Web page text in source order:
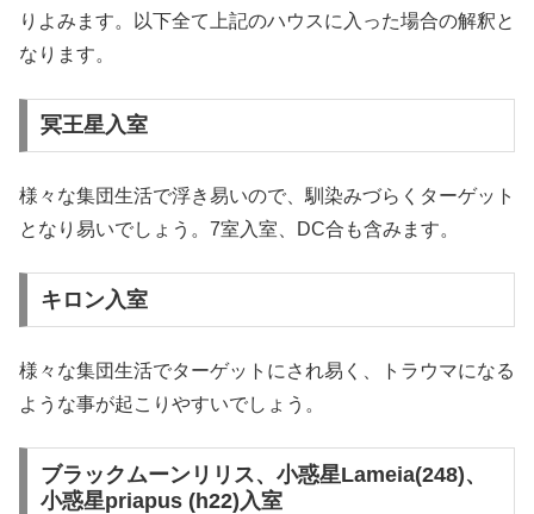
りよみます。以下全て上記のハウスに入った場合の解釈と
なります。
冥王星入室
様々な集団生活で浮き易いので、馴染みづらくターゲット
となり易いでしょう。7室入室、DC合も含みます。
キロン入室
様々な集団生活でターゲットにされ易く、トラウマになる
ような事が起こりやすいでしょう。
ブラックムーンリリス、小惑星Lameia(248)、
小惑星priapus (h22)入室